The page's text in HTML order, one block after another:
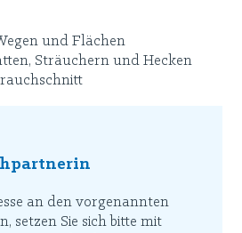
und Flächen
Sträuchern und Hecken
an den vorgenannten
setzen Sie sich bitte mit